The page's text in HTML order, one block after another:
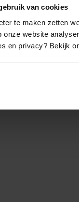
van cookies
te maken zetten
onze website
en privacy? Bekijk